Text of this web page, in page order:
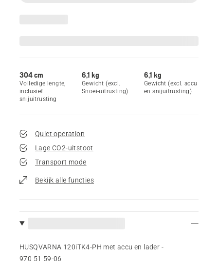
304 cm
Volledige lengte,
inclusief
snijuitrusting
6,1 kg
Gewicht (excl.
Snoei-uitrusting)
6,1 kg
Gewicht (excl. accu
en snijuitrusting)
Quiet operation
Lage CO2-uitstoot
Transport mode
Bekijk alle functies
HUSQVARNA 120iTK4-PH met accu en lader -
970 51 59‑06